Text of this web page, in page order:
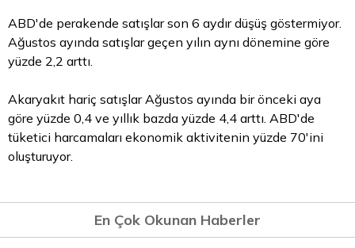
ABD'de perakende satışlar son 6 aydır düşüş göstermiyor.
Ağustos ayında satışlar geçen yılın aynı dönemine göre
yüzde 2,2 arttı.
Akaryakıt hariç satışlar Ağustos ayında bir önceki aya
göre yüzde 0,4 ve yıllık bazda yüzde 4,4 arttı. ABD'de
tüketici harcamaları ekonomik aktivitenin yüzde 70'ini
oluşturuyor.
En Çok Okunan Haberler